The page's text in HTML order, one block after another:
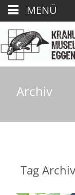
Archiv
Tag
MENÜ